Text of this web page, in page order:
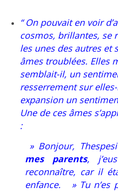
“ On pouvait en voir
cosmos, brillantes, se
les unes des autres et
âmes troublées. Elles
semblait-il, un
resserrement sur
expansion un
Une de ces âmes
:
» Bonjour,
mes parents,
reconnaître, car il
enfance. » Tu n’es